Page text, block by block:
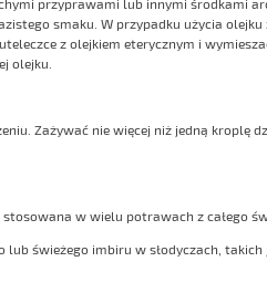
smaku. W przypadku użycia
z olejkiem eterycznym i
olejku.
Zażywać nie więcej niż jedną kroplę
w wielu potrawach z całego
lub świeżego imbiru w słodyczach,